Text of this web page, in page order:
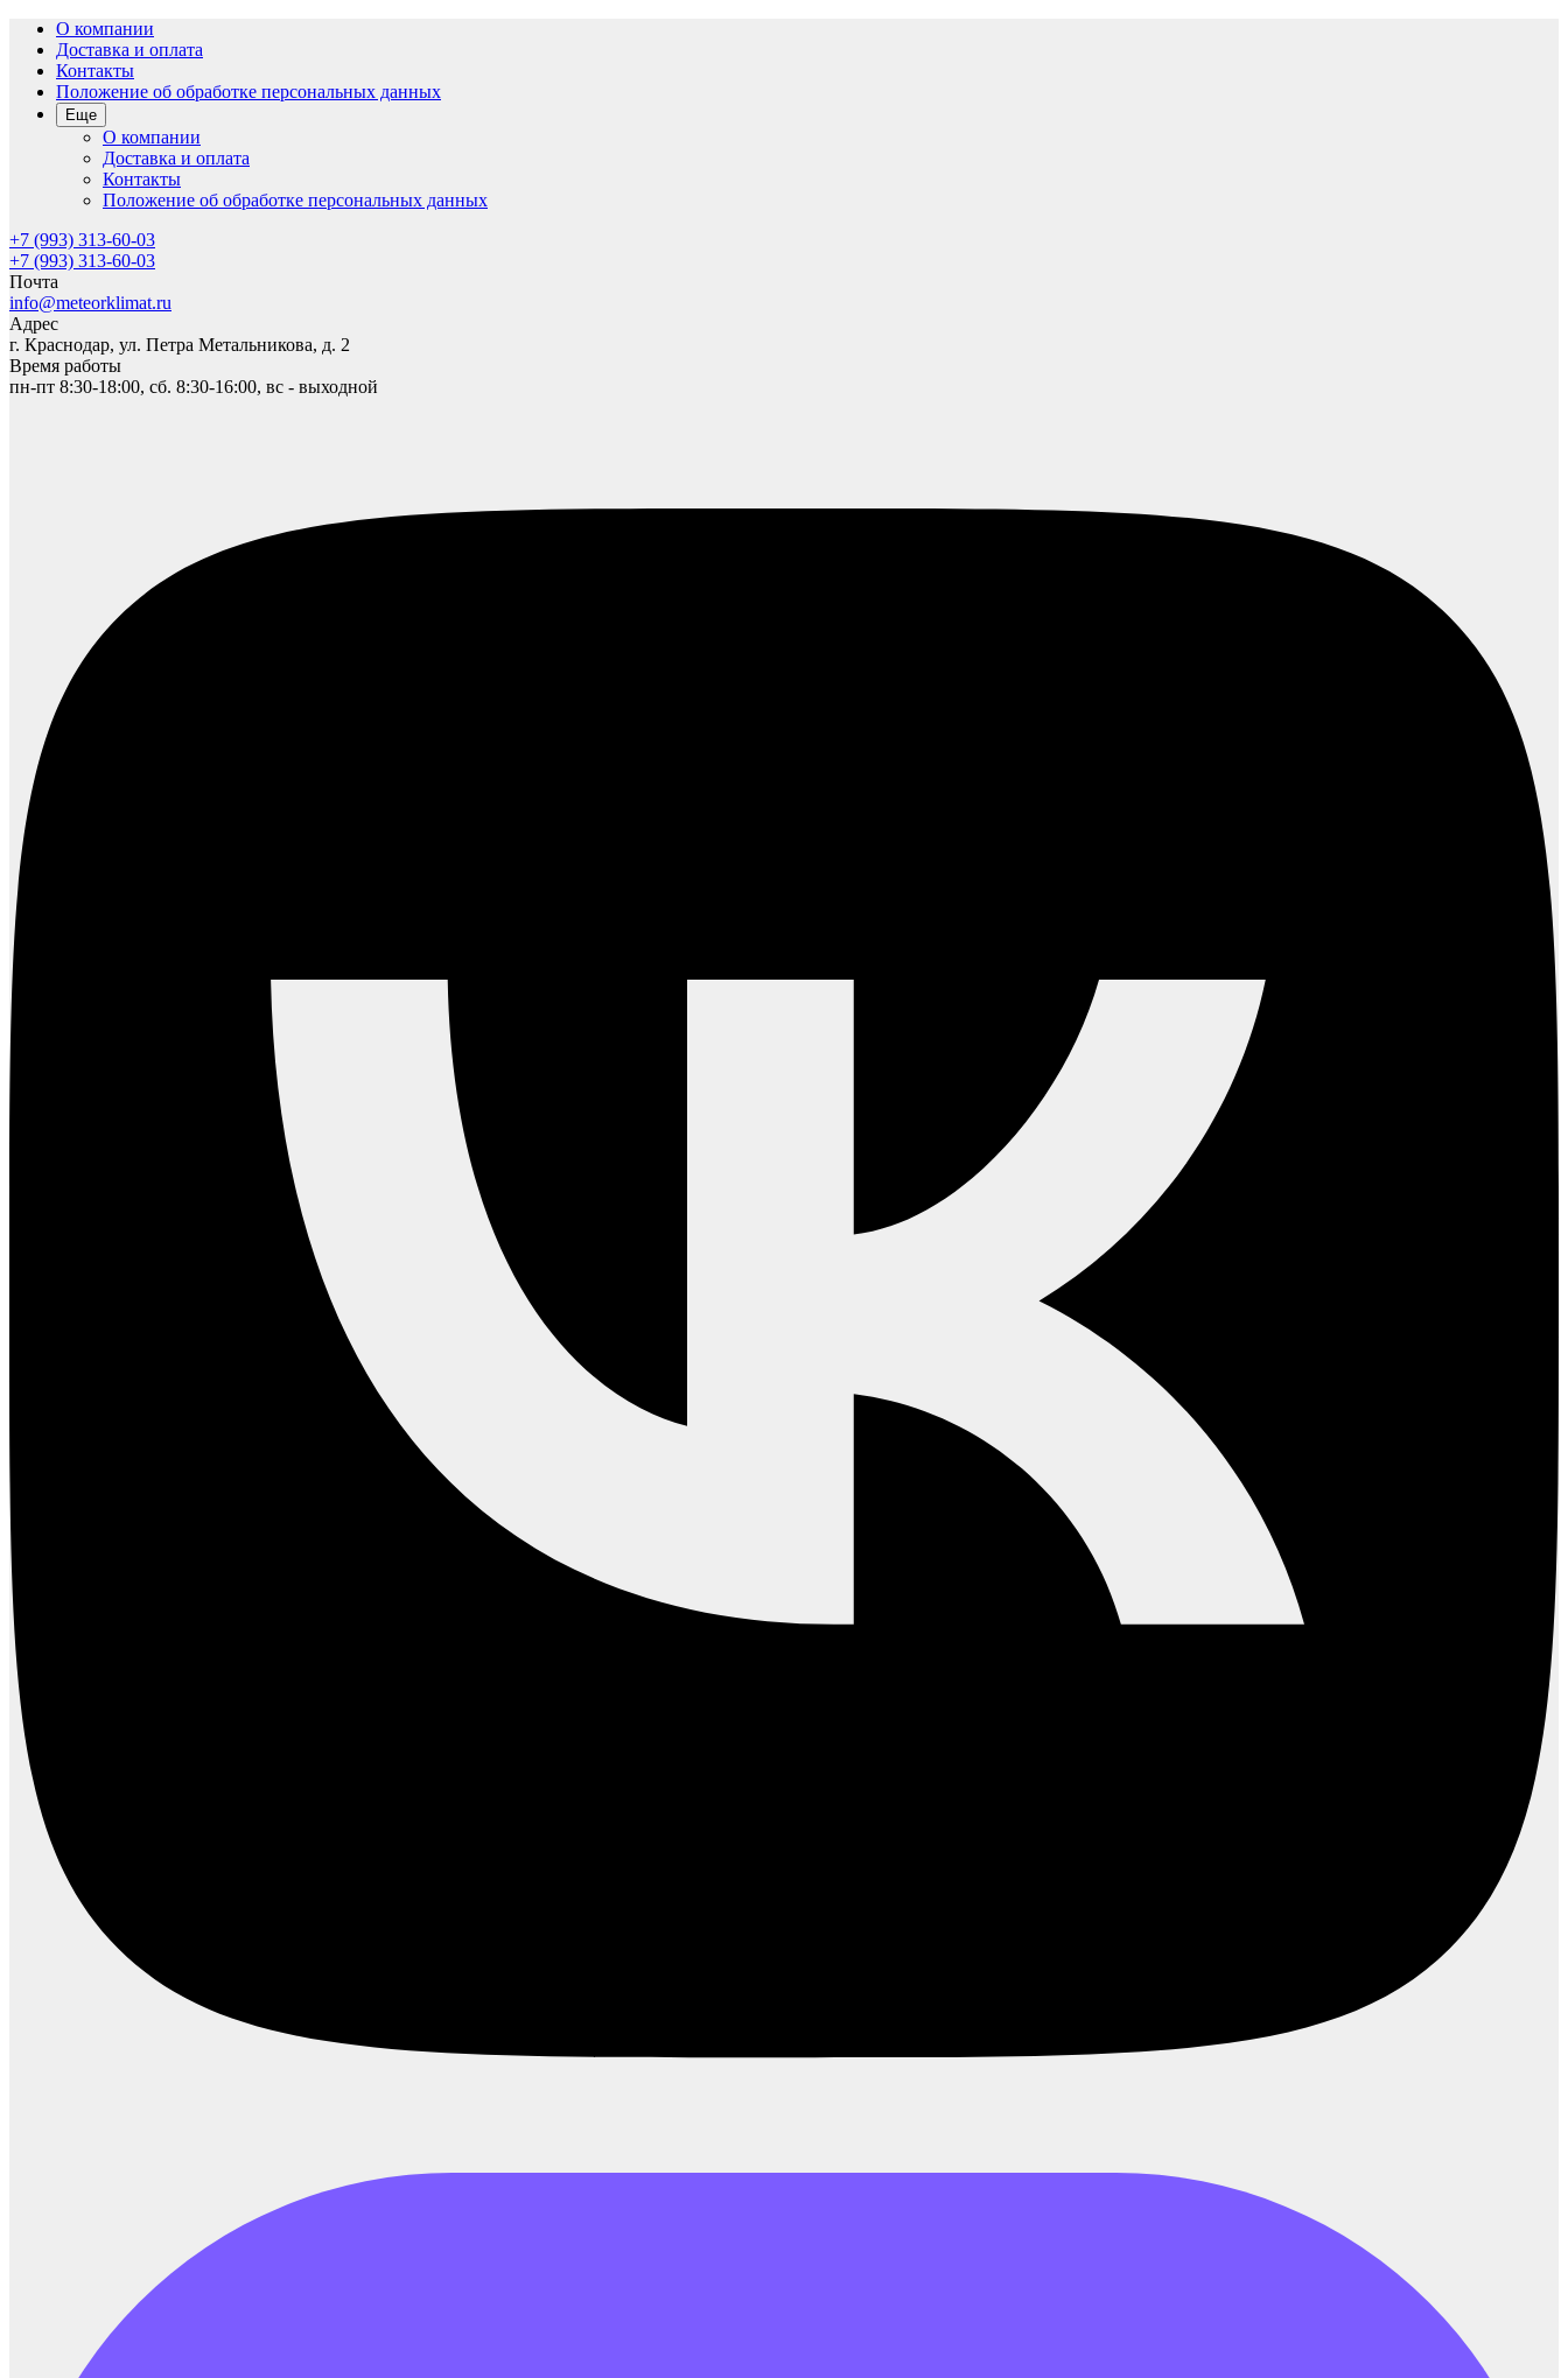
О компании
Доставка и оплата
Контакты
Положение об обработке персональных данных
Еще
О компании
Доставка и оплата
Контакты
Положение об обработке персональных данных
+7 (993) 313-60-03
+7 (993) 313-60-03
Почта
info@meteorklimat.ru
Адрес
г. Краснодар, ул. Петра Метальникова, д. 2
Время работы
пн-пт 8:30-18:00, сб. 8:30-16:00, вс - выходной